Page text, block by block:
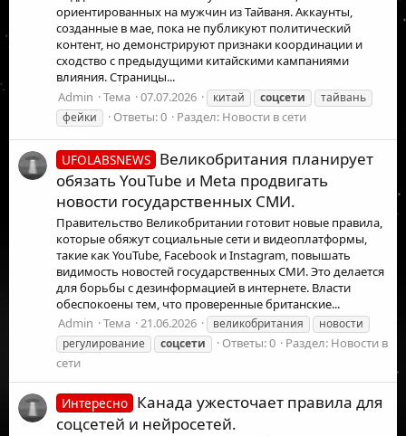
ориентированных на мужчин из Тайваня. Аккаунты,
созданные в мае, пока не публикуют политический
контент, но демонстрируют признаки координации и
сходство с предыдущими китайскими кампаниями
влияния. Страницы...
Admin
Тема 07.07.2026 китай соцсети
тайвань
фейки
Ответы: 0 Раздел: Новости в сети
UFOLABSNEWS Великобритания планирует
обязать YouTube и Meta продвигать
новости государственных СМИ.
Правительство Великобритании готовит новые правила,
которые обяжут социальные сети и видеоплатформы,
такие как YouTube, Facebook и Instagram, повышать
видимость новостей государственных СМИ. Это делается
для борьбы с дезинформацией в интернете. Власти
обеспокоены тем, что проверенные британские...
Admin
Тема 21.06.2026 великобритания
новости
регулирование
соцсети Ответы: 0 Раздел: Новости в
сети
Интересно Канада ужесточает правила для
соцсетей и нейросетей.